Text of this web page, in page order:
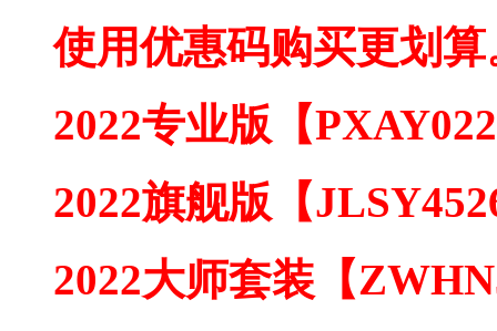
使用优惠码购买更划算
2022专业版【
2022旗舰版【
2022大师套装【